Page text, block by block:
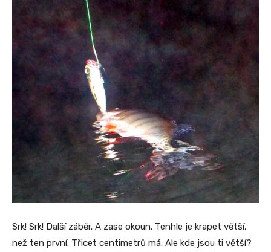
Srk! Srk! Další záběr. A zase okoun. Tenhle je krapet větší,
než ten první. Třicet centimetrů má. Ale kde jsou ti větší?